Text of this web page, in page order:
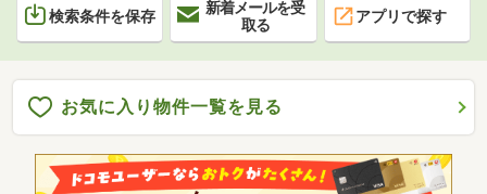
検索条件を保存
新着メールを受
取る
アプリで探す
お気に入り物件一覧を見る